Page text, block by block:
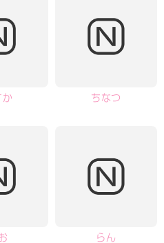
か ちなつ
らん